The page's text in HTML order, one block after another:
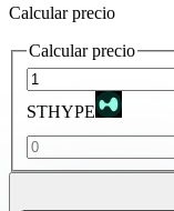
Calcular precio
Calcular precio
STHYPE